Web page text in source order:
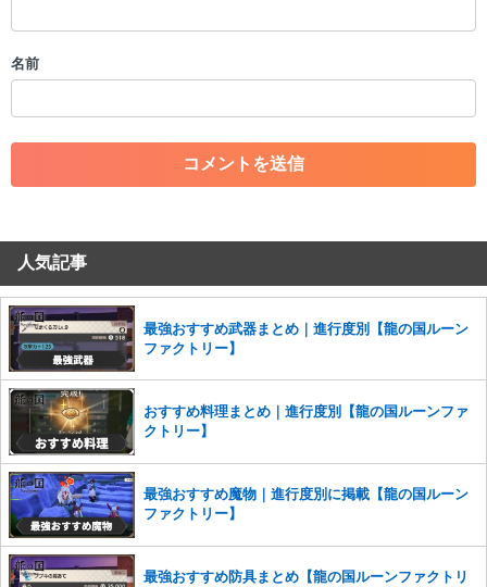
・一度削除された投稿を再び投稿すること
・アカウントの売買など金銭が絡む内容の投稿
・各ゲームのネタバレを含む内容の投稿
・その他、管理者が不適切と判断した投稿
コメントの削除を申請する
せていただきます。ご了承ください。
※一度削除したコメントは復元ができませんのでご注意くだ
さい。
また、過度な利用規約の違反や、弊社に損害の及ぶ内容の書き込みがあ
った場合は、法的措置をとらせていただく場合もございますので、あら
かじめご理解くださいませ。
名前
人気記事
最強おすすめ武器まとめ｜進行度別【龍の国ルーン
ファクトリー】
おすすめ料理まとめ｜進行度別【龍の国ルーンファ
クトリー】
最強おすすめ魔物｜進行度別に掲載【龍の国ルーン
ファクトリー】
最強おすすめ防具まとめ【龍の国ルーンファクトリ